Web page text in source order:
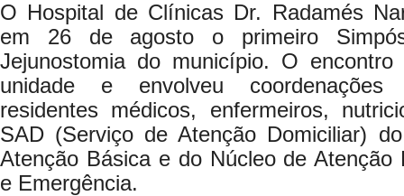
O Hospital de Clínicas Dr. Radamés
em 26 de agosto o primeiro
Jejunostomia do município. O
unidade e envolveu coordenações
residentes médicos, enfermeiros,
SAD (Serviço de Atenção Domiciliar)
Atenção Básica e do Núcleo de Atenção
e Emergência.